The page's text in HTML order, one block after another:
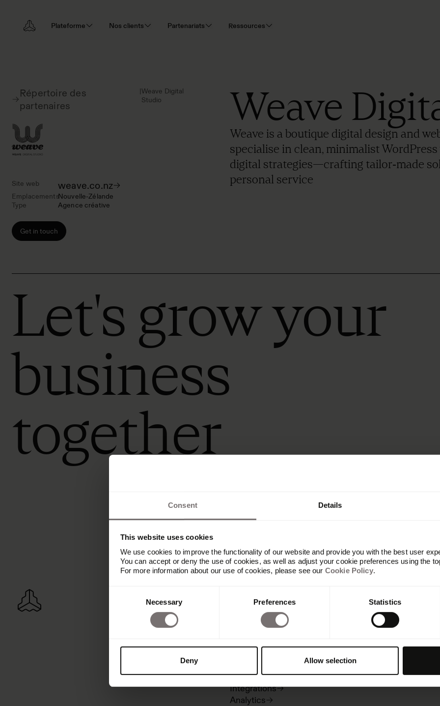
Consent Details
This website uses cookies
We use cookies to improve the functionality of our website and provide you with the best user
You can accept or deny the use of cookies, as well as adjust your cookie preferences using the
For more information about our use of cookies, please see our Cookie Policy.
Necessary Preferences Statistics
Deny Allow selection
Plateforme Nos clients Partenariats Ressources
Répertoire des
partenaires
|Weave Digital
Studio
Site web weave.co.nz
EmplacementsNouvelle-Zélande
Type
Agence créative
Get in touch
Weave
Weave is a boutique digital design and
specialise in clean, minimalist WordPress
digital strategies—crafting tailor‑made
personal service
Let's grow your
business
together
Vue d'ensemble
Built with Frontify
AI at Frontify
Digital asset management
Templates
Intégrations
Analytics